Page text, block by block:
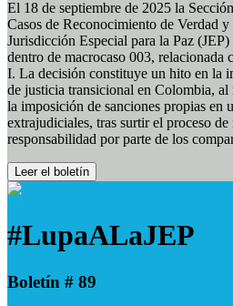
El 18 de septiembre de 2025 la
Casos de Reconocimiento de Verdad
Jurisdicción Especial para la Paz
dentro de macrocaso 003, relacionada
I. La decisión constituye un hito en la
de justicia transicional en Colombia,
la imposición de sanciones propias en
extrajudiciales, tras surtir el proceso
responsabilidad por parte de los
Leer el boletín
#LupaALaJEP
Boletín # 89